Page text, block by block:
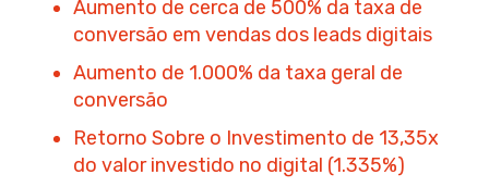
Aumento de cerca de 500% da taxa de
conversão em vendas dos leads digitais
Aumento de 1.000% da taxa geral de
conversão
Retorno Sobre o Investimento de 13,35x
do valor investido no digital (1.335%)